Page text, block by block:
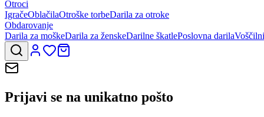
Otroci
IgračeOblačilaOtroške torbeDarila za otroke
Obdarovanje
Darila za moškeDarila za ženskeDarilne škatlePoslovna darila
Prijavi se na unikatno pošto